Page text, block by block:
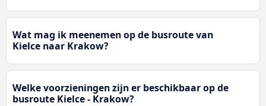
Wat mag ik meenemen op de busroute van
Kielce naar Krakow?
Welke voorzieningen zijn er beschikbaar op de
busroute Kielce - Krakow?